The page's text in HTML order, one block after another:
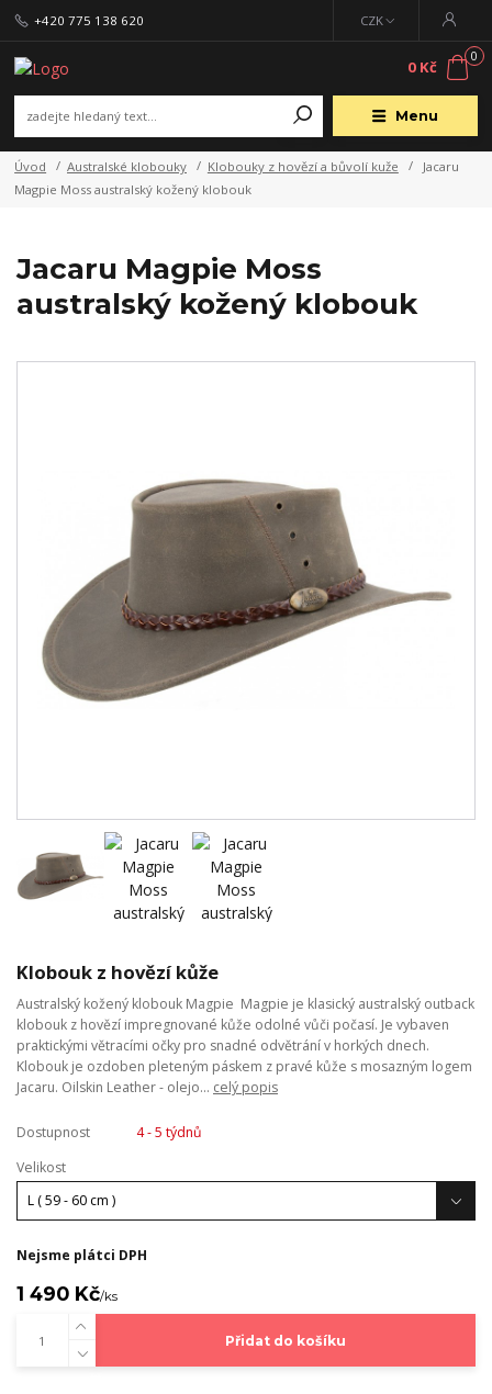
Menu
CZK
+420 775 138 620
0
0 Kč
Úvod Australské klobouky Klobouky z hovězí a bůvolí kuže
Jacaru
Magpie Moss australský kožený klobouk
Jacaru Magpie Moss
australský kožený klobouk
Klobouk z hovězí kůže
Australský kožený klobouk Magpie Magpie je klasický australský outback
klobouk z hovězí impregnované kůže odolné vůči počasí. Je vybaven
praktickými větracími očky pro snadné odvětrání v horkých dnech.
Klobouk je ozdoben pleteným páskem z pravé kůže s mosazným logem
Jacaru. Oilskin Leather - olejo... celý popis
Dostupnost
4 - 5 týdnů
Velikost
Nejsme plátci DPH
1 490 Kč/ks
Přidat do košíku